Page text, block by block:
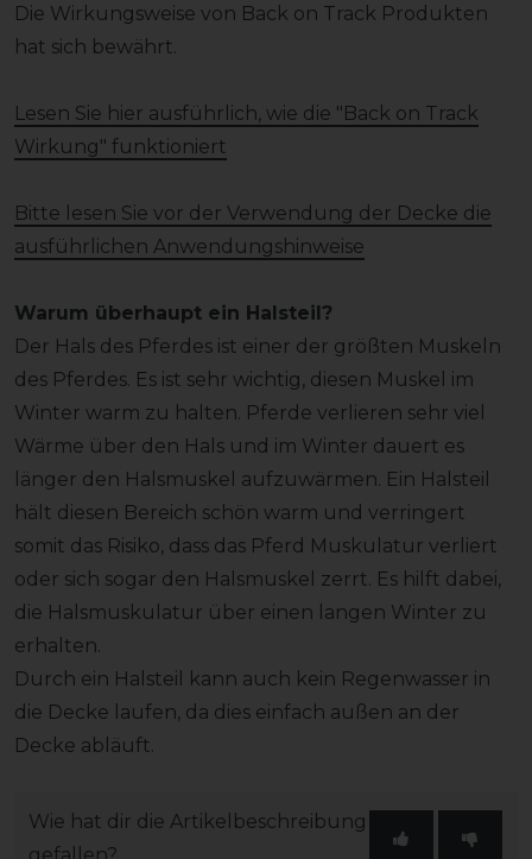
Die Wirkungsweise von Back on Track Produkten
hat sich bewährt.
Lesen Sie hier ausführlich, wie die "Back on Track
Wirkung" funktioniert
Bitte lesen Sie vor der Verwendung der Decke die
ausführlichen Anwendungshinweise
Warum überhaupt ein Halsteil?
Der Hals des Pferdes ist einer der größten Muskeln
des Pferdes. Es ist sehr wichtig, diesen Muskel im
Winter warm zu halten. Pferde verlieren sehr viel
Wärme über den Hals und im Winter dauert es
länger den Halsmuskel aufzuwärmen. Ein Halsteil
hält diesen Bereich schön warm und verringert
somit das Risiko, dass das Pferd Muskulatur verliert
oder sich sogar den Halsmuskel zerrt. Es hilft dabei,
die Halsmuskulatur über einen langen Winter zu
erhalten.
Durch ein Halsteil kann auch kein Regenwasser in
die Decke laufen, da dies einfach außen an der
Decke abläuft.
Wie hat dir die Artikelbeschreibung